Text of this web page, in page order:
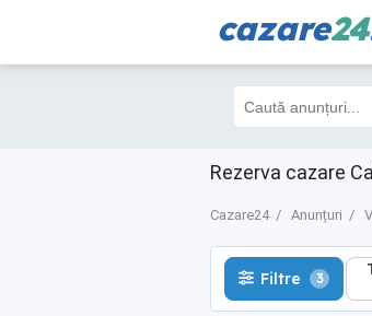
cazare24
Rezerva cazare
Cazare24 Anunțuri
Filtre 3
Filtre 3